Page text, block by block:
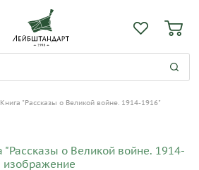
Книга "Рассказы о Великой войне. 1914-1916"